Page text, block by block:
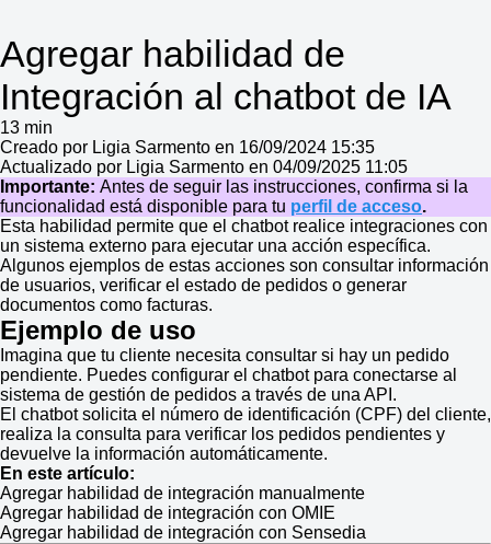
Agregar habilidad de
Integración al chatbot de IA
13 min
Creado por Ligia Sarmento en 16/09/2024 15:35
Actualizado por Ligia Sarmento en 04/09/2025 11:05
Importante: Antes de seguir las instrucciones, confirma si la
funcionalidad está disponible para tu perfil de acceso.
Esta habilidad permite que el chatbot realice integraciones con
un sistema externo para ejecutar una acción específica.
Algunos ejemplos de estas acciones son consultar información
de usuarios, verificar el estado de pedidos o generar
documentos como facturas.
Ejemplo de uso
Imagina que tu cliente necesita consultar si hay un pedido
pendiente. Puedes configurar el chatbot para conectarse al
sistema de gestión de pedidos a través de una API.
El chatbot solicita el número de identificación (CPF) del cliente,
realiza la consulta para verificar los pedidos pendientes y
devuelve la información automáticamente.
En este artículo:
Agregar habilidad de integración manualmente
Agregar habilidad de integración con OMIE
Agregar habilidad de integración con Sensedia